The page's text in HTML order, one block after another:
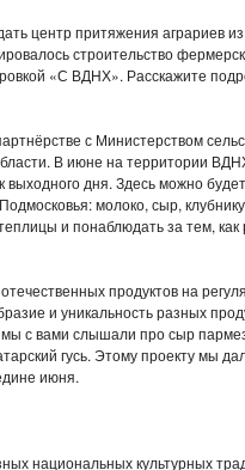
центр притяжения аграриев из
строительство
«С ВДНХ». Расскажите
с Министерством
В июне на территории
дня. Здесь можно
молоко, сыр,
и понаблюдать за тем, как
продуктов на
и уникальность разных
с вами слышали про сыр
гусь. Этому проекту мы
июня.
национальных культурных